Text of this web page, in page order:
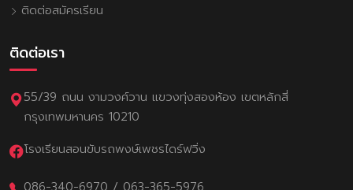
ติดต่อสมัครเรียน
ติดต่อเรา
55/39 ถนน งามวงศ์วาน แขวงทุ่งสองห้อง เขตหลักสี่
กรุงเทพมหานคร 10210
โรงเรียนสอนขับรถพงษ์เพชรไดร์ฟวิ่ง
086-340-6970 / 063-365-5976